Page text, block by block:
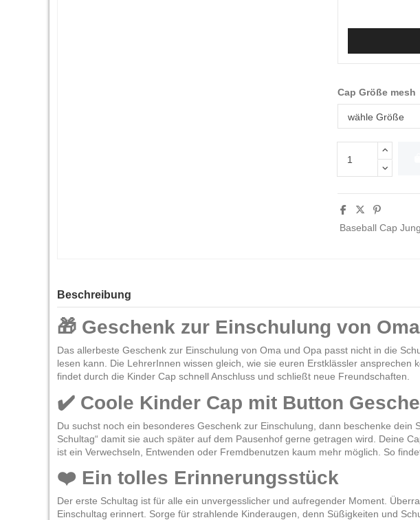
Cap Größe mesh
Baseball Cap
Beschreibung
🎁 Geschenk zur Einschulung von
Das allerbeste Geschenk zur Einschulung von Oma und Opa passt nicht in die
lesen kann. Die LehrerInnen wissen gleich, wie sie euren Erstklässler
findet durch die Kinder Cap schnell Anschluss und schließt neue Freundschaften.
✔️ Coole Kinder Cap mit Button
Du suchst noch ein besonderes Geschenk zur Einschulung, dann beschenke
Schultag“ damit sie auch später auf dem Pausenhof gerne getragen wird. Deine
ist ein Verwechseln, Entwenden oder Fremdbenutzen kaum mehr möglich. So
❤️ Ein tolles Erinnerungsstück
Der erste Schultag ist für alle ein unvergesslicher und aufregender Moment.
Einschultag erinnert. Sorge für strahlende Kinderaugen, denn Süßigkeiten und